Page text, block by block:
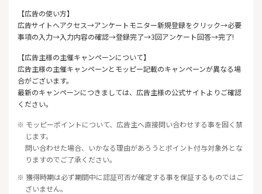
【広告の使い方】
広告サイトへアクセス→アンケートモニター新規登録をクリック→必要
事項の入力→入力内容の確認→登録完了→3回アンケート回答→完了!
【広告主様の主催キャンペーンについて】
広告主様の主催キャンペーンとモッピー記載のキャンペーンが異なる場
合がございます。
最新のキャンペーンにつきましては、広告主様の公式サイトよりご確認
ください。
※ モッピーポイントについて、広告主へ直接問い合わせする事を固く禁
じます。
問い合わせた場合、いかなる理由があろうとポイント付与対象外とな
りますのでご了承ください。
※ 獲得時期は必ず期間中に認証可否が確定する事を保証するものではご
ざいません。